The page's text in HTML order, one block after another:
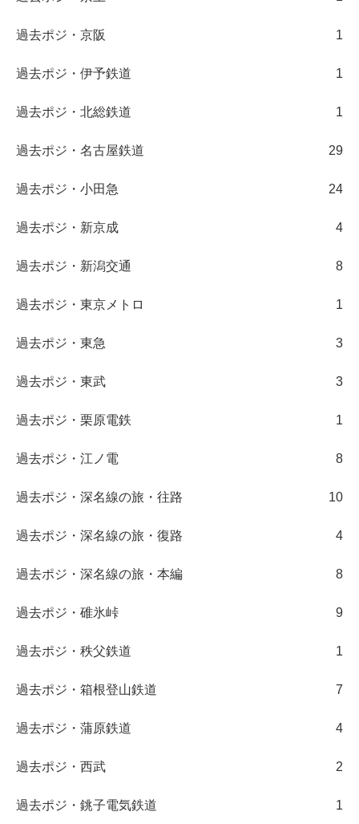
過去ポジ・京阪 1
過去ポジ・伊予鉄道 1
過去ポジ・北総鉄道 1
過去ポジ・名古屋鉄道 29
過去ポジ・小田急 24
過去ポジ・新京成 4
過去ポジ・新潟交通 8
過去ポジ・東京メトロ 1
過去ポジ・東急 3
過去ポジ・東武 3
過去ポジ・栗原電鉄 1
過去ポジ・江ノ電 8
過去ポジ・深名線の旅・往路 10
過去ポジ・深名線の旅・復路 4
過去ポジ・深名線の旅・本編 8
過去ポジ・碓氷峠 9
過去ポジ・秩父鉄道 1
過去ポジ・箱根登山鉄道 7
過去ポジ・蒲原鉄道 4
過去ポジ・西武 2
過去ポジ・銚子電気鉄道 1